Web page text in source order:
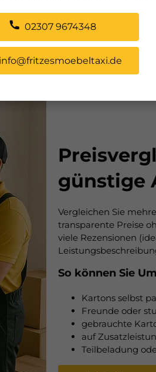
günstige
Vergleichen Sie
transparente Preise
viele Rezensionen
So können Sie
Kartons selbst
Freunde oder
gebrauchte
auf
Teilbeladung
02307 9674348
info@fritzesmoebeltaxi.de